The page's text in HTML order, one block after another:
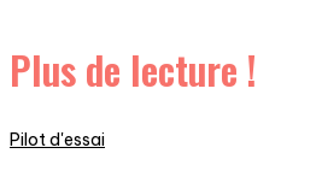
Plus de lecture !
Pilot d'essai